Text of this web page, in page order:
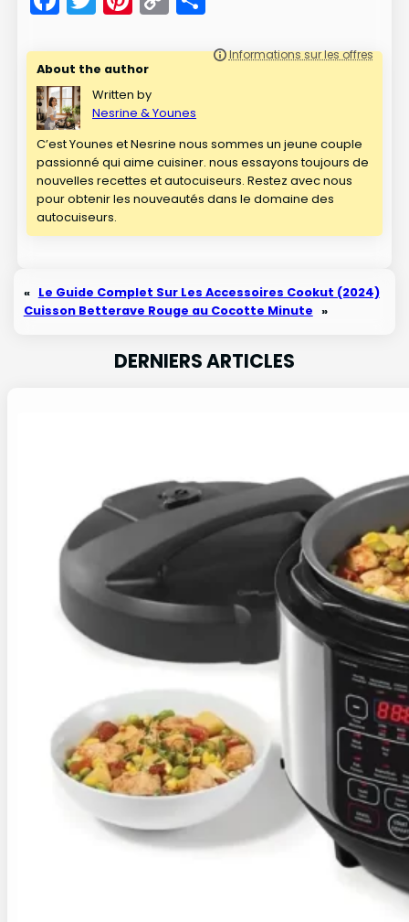
Link
About the author
Written by
Nesrine & Younes
C’est Younes et Nesrine nous sommes un jeune couple
passionné qui aime cuisiner. nous essayons toujours de
nouvelles recettes et autocuiseurs. Restez avec nous
pour obtenir les nouveautés dans le domaine des
autocuiseurs.
« Le Guide Complet Sur Les Accessoires Cookut (2024)
Cuisson Betterave Rouge au Cocotte Minute »
DERNIERS ARTICLES